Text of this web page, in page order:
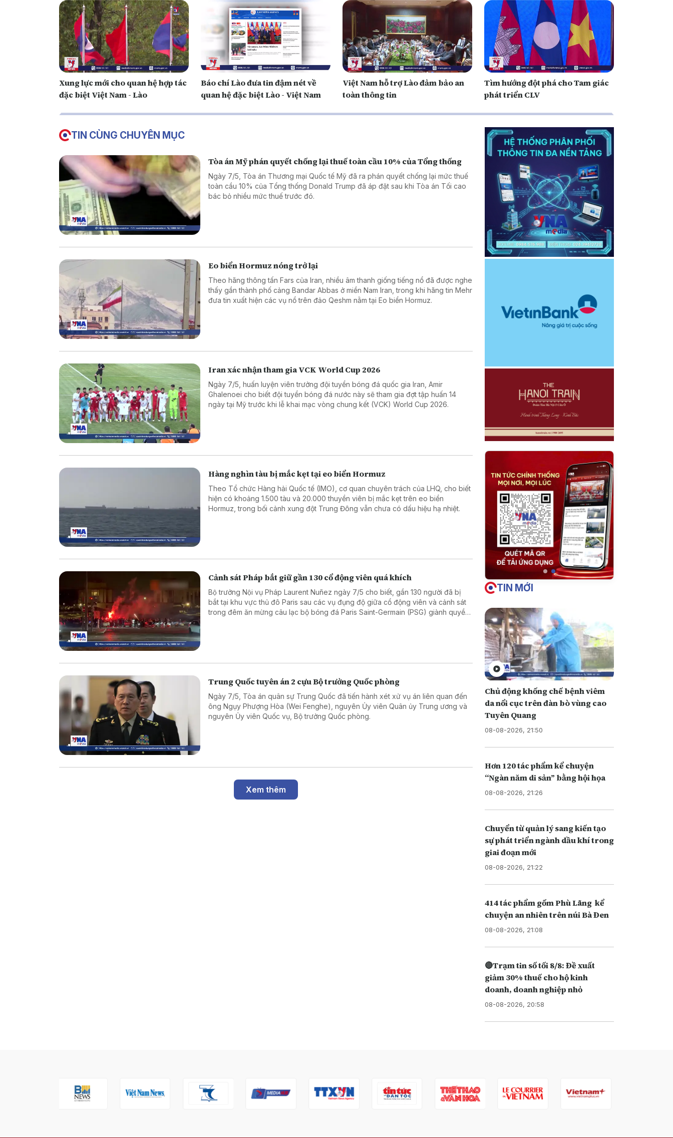
Xung lực mới cho quan hệ hợp tác
đặc biệt Việt Nam - Lào
Báo chí Lào đưa tin đậm nét về
quan hệ đặc biệt Lào - Việt Nam
Việt Nam hỗ trợ Lào đảm bảo an
toàn thông tin
Tìm hướng đột phá cho Tam giác
phát triển CLV
TIN CÙNG CHUYÊN MỤC
Tòa án Mỹ phán quyết chống lại thuế toàn cầu 10% của Tổng thống
Ngày 7/5, Tòa án Thương mại Quốc tế Mỹ đã ra phán quyết chống lại mức thuế
toàn cầu 10% của Tổng thống Donald Trump đã áp đặt sau khi Tòa án Tối cao
bác bỏ nhiều mức thuế trước đó.
Eo biển Hormuz nóng trở lại
Theo hãng thông tấn Fars của Iran, nhiều âm thanh giống tiếng nổ đã được nghe
thấy gần thành phố cảng Bandar Abbas ở miền Nam Iran, trong khi hãng tin Mehr
đưa tin xuất hiện các vụ nổ trên đảo Qeshm nằm tại Eo biển Hormuz.
Iran xác nhận tham gia VCK World Cup 2026
Ngày 7/5, huấn luyện viên trưởng đội tuyển bóng đá quốc gia Iran, Amir
Ghalenoei cho biết đội tuyển bóng đá nước này sẽ tham gia đợt tập huấn 14
ngày tại Mỹ trước khi lễ khai mạc vòng chung kết (VCK) World Cup 2026.
Hàng nghìn tàu bị mắc kẹt tại eo biển Hormuz
Theo Tổ chức Hàng hải Quốc tế (IMO), cơ quan chuyên trách của LHQ, cho biết
hiện có khoảng 1.500 tàu và 20.000 thuyền viên bị mắc kẹt trên eo biển
Hormuz, trong bối cảnh xung đột Trung Đông vẫn chưa có dấu hiệu hạ nhiệt.
Cảnh sát Pháp bắt giữ gần 130 cổ động viên quá khích
Bộ trưởng Nội vụ Pháp Laurent Nuñez ngày 7/5 cho biết, gần 130 người đã bị
bắt tại khu vực thủ đô Paris sau các vụ đụng độ giữa cổ động viên và cảnh sát
trong đêm ăn mừng câu lạc bộ bóng đá Paris Saint-Germain (PSG) giành quyền
Trung Quốc tuyên án 2 cựu Bộ trưởng Quốc phòng
Ngày 7/5, Tòa án quân sự Trung Quốc đã tiến hành xét xử vụ án liên quan đến
ông Ngụy Phượng Hòa (Wei Fenghe), nguyên Ủy viên Quân ủy Trung ương và
nguyên Ủy viên Quốc vụ, Bộ trưởng Quốc phòng.
Xem thêm
TIN MỚI
Chủ động khống chế bệnh viêm
da nổi cục trên đàn bò vùng cao
Tuyên Quang
08-08-2026, 21:50
Hơn 120 tác phẩm kể chuyện
“Ngàn năm di sản” bằng hội họa
08-08-2026, 21:26
Chuyển từ quản lý sang kiến tạo
sự phát triển ngành dầu khí trong
giai đoạn mới
08-08-2026, 21:22
414 tác phẩm gốm Phù Lãng kể
chuyện an nhiên trên núi Bà Đen
08-08-2026, 21:08
🔴Trạm tin số tối 8/8: Đề xuất
giảm 30% thuế cho hộ kinh
doanh, doanh nghiệp nhỏ
08-08-2026, 20:58